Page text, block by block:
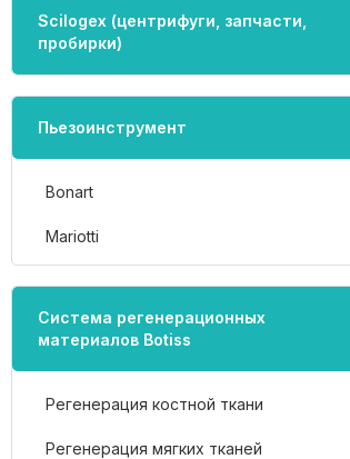
Scilogex (центрифуги, запчасти,
пробирки)
Пьезоинструмент
Bonart
Mariotti
Система регенерационных
материалов Botiss
Регенерация костной ткани
Регенерация мягких тканей